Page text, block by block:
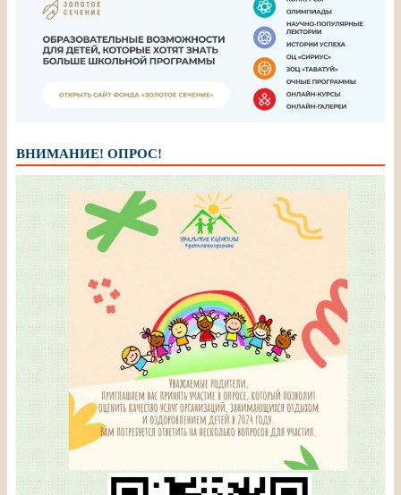
ВНИМАНИЕ! ОПРОС!